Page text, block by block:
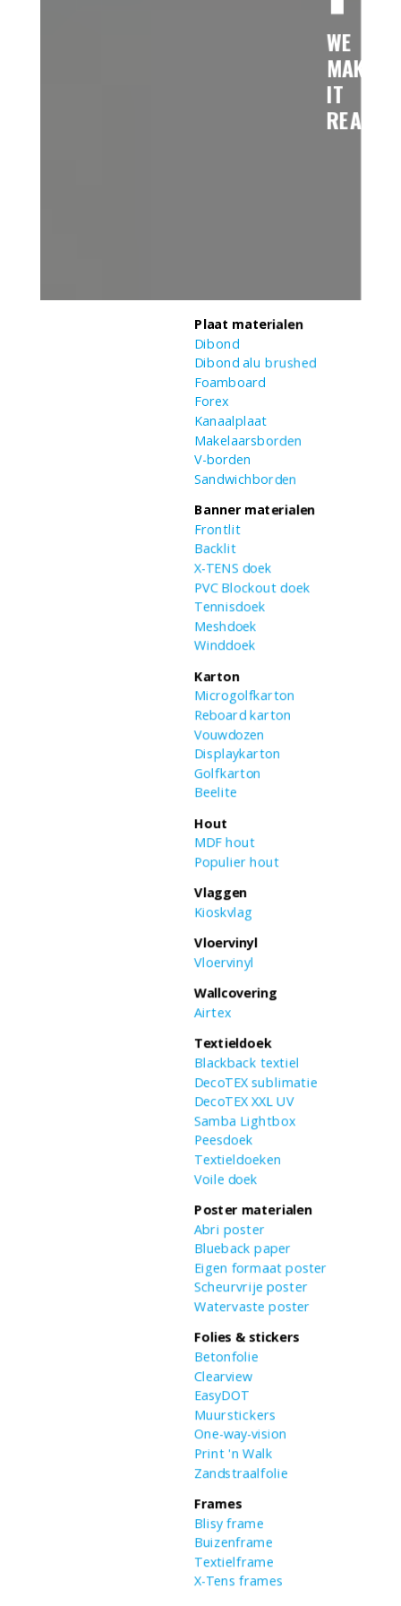
WE
MAKE
IT
REAL!
Plaat materialen
Dibond
Dibond alu brushed
Foamboard
Forex
Kanaalplaat
Makelaarsborden
V-borden
Sandwichborden
Banner materialen
Frontlit
Backlit
X-TENS doek
PVC Blockout doek
Tennisdoek
Meshdoek
Winddoek
Karton
Microgolfkarton
Reboard karton
Vouwdozen
Displaykarton
Golfkarton
Beelite
Hout
MDF hout
Populier hout
Vlaggen
Kioskvlag
Vloervinyl
Vloervinyl
Wallcovering
Airtex
Textieldoek
Blackback textiel
DecoTEX sublimatie
DecoTEX XXL UV
Samba Lightbox
Peesdoek
Textieldoeken
Voile doek
Poster materialen
Abri poster
Blueback paper
Eigen formaat poster
Scheurvrije poster
Watervaste poster
Folies & stickers
Betonfolie
Clearview
EasyDOT
Muurstickers
One-way-vision
Print 'n Walk
Zandstraalfolie
Frames
Blisy frame
Buizenframe
Textielframe
X-Tens frames